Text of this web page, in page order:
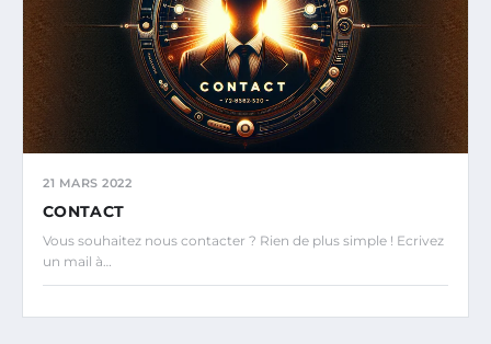
21 MARS 2022
CONTACT
Vous souhaitez nous contacter ? Rien de plus simple ! Ecrivez
un mail à…